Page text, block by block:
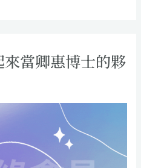
當卿惠博士的夥